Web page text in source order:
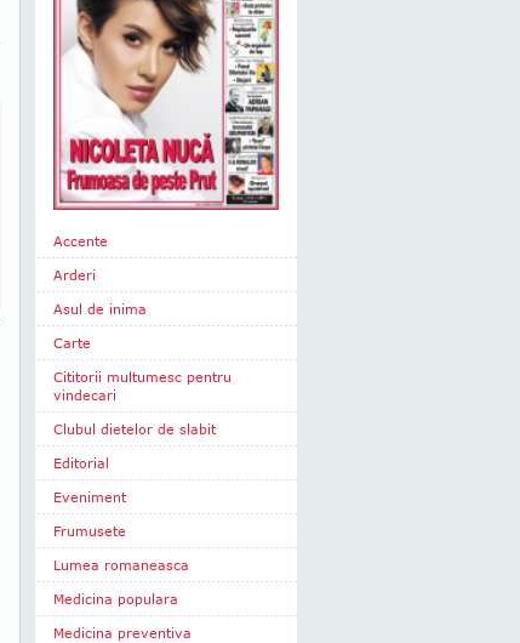
Accente
Arderi
Asul de inima
Carte
Cititorii multumesc pentru
vindecari
Clubul dietelor de slabit
Editorial
Eveniment
Frumusete
Lumea romaneasca
Medicina populara
Medicina preventiva